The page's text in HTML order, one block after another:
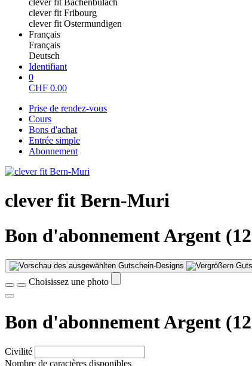
clever fit Bachenbülach
clever fit Fribourg
clever fit Ostermundigen
Français
Français
Deutsch
Identifiant
0
CHF 0.00
Prise de rendez-vous
Cours
Bons d'achat
Entrée simple
Abonnement
clever fit Bern-Muri
Bon d'abonnement Argent
Choisissez une photo
Bon d'abonnement Argent
Civilité
Nombre de caractères disponibles